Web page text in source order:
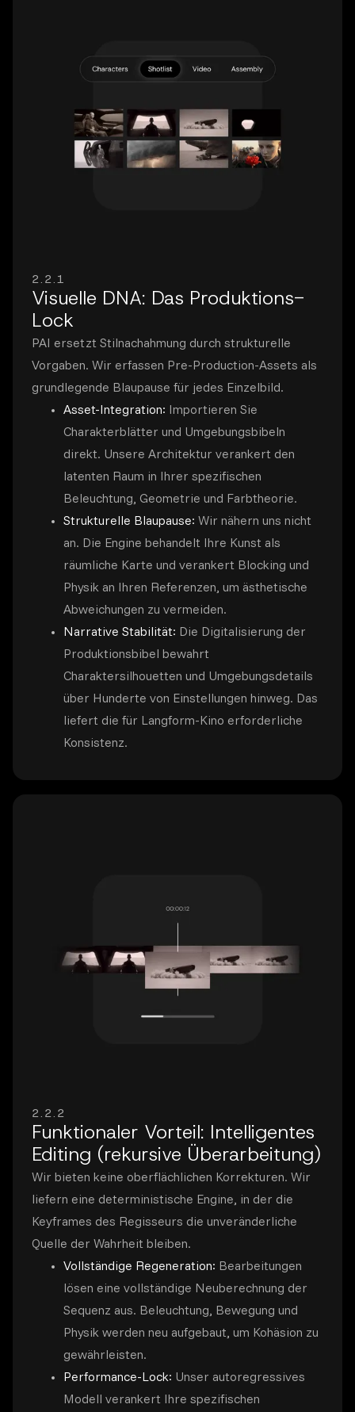
2.2.1
Visuelle DNA: Das Produktions-
Lock
PAI ersetzt Stilnachahmung durch strukturelle
Vorgaben. Wir erfassen Pre-Production-Assets als
grundlegende Blaupause für jedes Einzelbild.
Asset-Integration: Importieren Sie
Charakterblätter und Umgebungsbibeln
direkt. Unsere Architektur verankert den
latenten Raum in Ihrer spezifischen
Beleuchtung, Geometrie und Farbtheorie.
Strukturelle Blaupause: Wir nähern uns nicht
an. Die Engine behandelt Ihre Kunst als
räumliche Karte und verankert Blocking und
Physik an Ihren Referenzen, um ästhetische
Abweichungen zu vermeiden.
Narrative Stabilität: Die Digitalisierung der
Produktionsbibel bewahrt
Charaktersilhouetten und Umgebungsdetails
über Hunderte von Einstellungen hinweg. Das
liefert die für Langform-Kino erforderliche
Konsistenz.
2.2.2
Funktionaler Vorteil: Intelligentes
Editing (rekursive Überarbeitung)
Wir bieten keine oberflächlichen Korrekturen. Wir
liefern eine deterministische Engine, in der die
Keyframes des Regisseurs die unveränderliche
Quelle der Wahrheit bleiben.
Vollständige Regeneration: Bearbeitungen
lösen eine vollständige Neuberechnung der
Sequenz aus. Beleuchtung, Bewegung und
Physik werden neu aufgebaut, um Kohäsion zu
gewährleisten.
Performance-Lock: Unser autoregressives
Modell verankert Ihre spezifischen